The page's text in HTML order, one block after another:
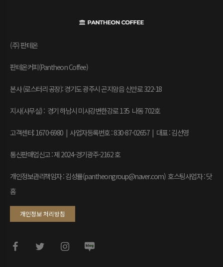
(주) 판테온
판테온커피(Pantheon Coffee)
본사 (로스터리 공장): 경기도 광주시 곤지암읍 신만로 322-18
지사(사무실) : 경기 하남시 미사강변한강로 135 나동 702호
고객센터: 1670-6980 | 사업자등록번호 : 830-87-02657 | 대표 : 김선영
통신판매업신고 : 제 2024-경기광주-2162 호
개인정보관리책임자 : 김성률(pantheongroup@naver.com) 호스팅사업자 : 닷
홈
개인정보 처리방침